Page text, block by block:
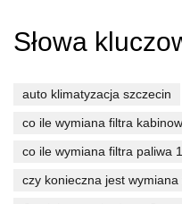
Słowa
auto klimatyzacja szczecin
co ile wymiana filtra
co ile wymiana filtra paliwa
czy konieczna jest wymiana